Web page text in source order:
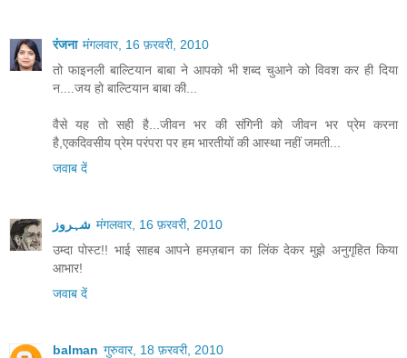
रंजना मंगलवार, 16 फ़रवरी, 2010
तो फाइनली बाल्टियान बाबा ने आपको भी शब्द चुआने को विवश कर ही दिया
न....जय हो बाल्टियान बाबा की...
वैसे यह तो सही है...जीवन भर की संगिनी को जीवन भर प्रेम करना
है,एकदिवसीय प्रेम परंपरा पर हम भारतीयों की आस्था नहीं जमती...
जवाब दें
شہروز मंगलवार, 16 फ़रवरी, 2010
उम्दा पोस्ट!! भाई साहब आपने हमज़बान का लिंक देकर मुझे अनुगृहित किया
आभार!
जवाब दें
balman गुरुवार, 18 फ़रवरी, 2010